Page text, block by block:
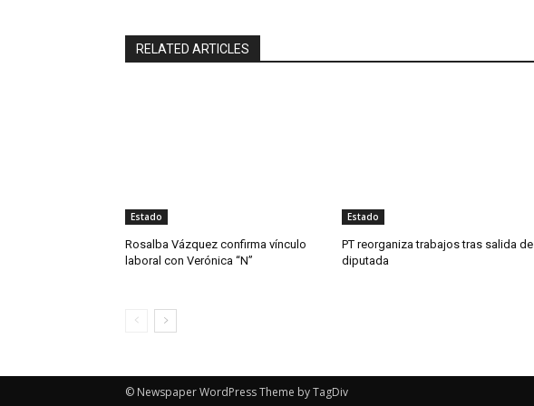
RELATED ARTICLES
Estado
Rosalba Vázquez confirma vínculo
laboral con Verónica “N”
Estado
PT reorganiza trabajos tras salida de
diputada
© Newspaper WordPress Theme by TagDiv